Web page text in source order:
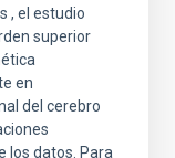
, el estudio
superior
en
del cerebro
los datos. Para